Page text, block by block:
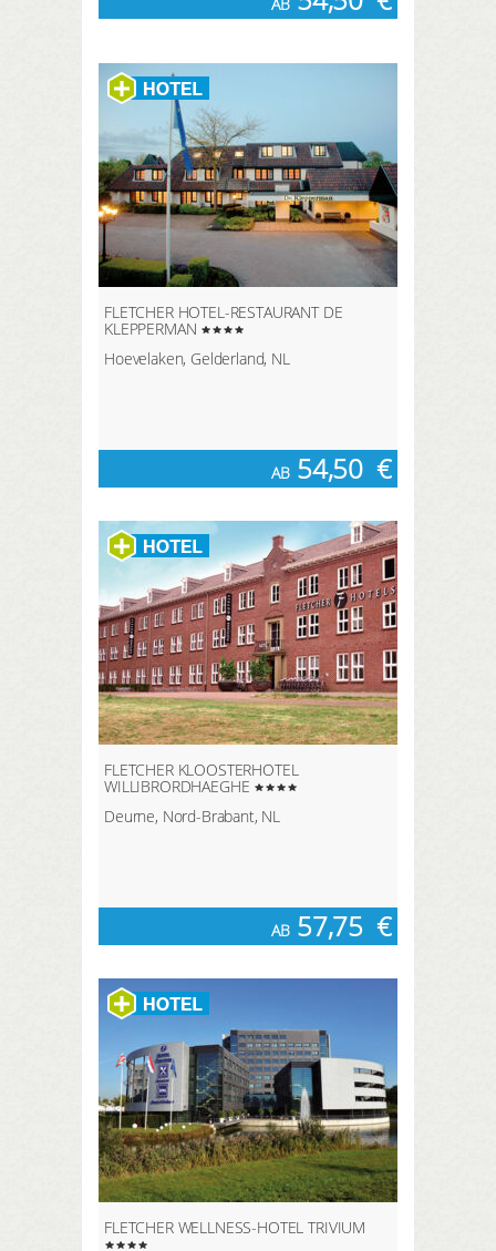
FLETCHER HOTEL-RESTAURANT DE
KLEPPERMAN
Hoevelaken, Gelderland, NL
AB 54,50 €
FLETCHER KLOOSTERHOTEL
WILLIBRORDHAEGHE
Deurne, Nord-Brabant, NL
AB 57,75 €
FLETCHER WELLNESS-HOTEL TRIVIUM